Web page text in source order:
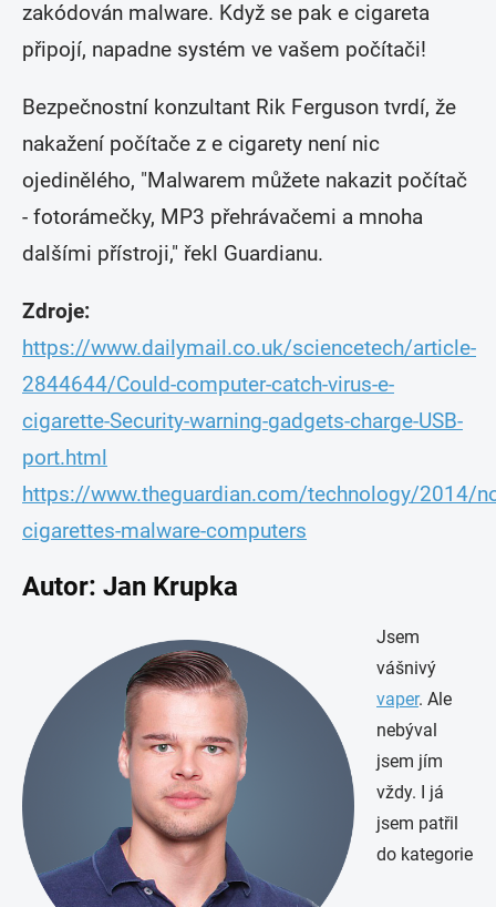
zakódován malware. Když se pak e cigareta
připojí, napadne systém ve vašem počítači!
Bezpečnostní konzultant Rik Ferguson tvrdí, že
nakažení počítače z e cigarety není nic
ojedinělého, "Malwarem můžete nakazit počítač
- fotorámečky, MP3 přehrávačemi a mnoha
dalšími přístroji," řekl Guardianu.
Zdroje:
https://www.dailymail.co.uk/sciencetech/article-
2844644/Could-computer-catch-virus-e-
cigarette-Security-warning-gadgets-charge-USB-
port.html
https://www.theguardian.com/technology/2014/
cigarettes-malware-computers
Autor: Jan Krupka
Jsem
vášnivý
vaper. Ale
nebýval
jsem jím
vždy. I já
jsem patřil
do kategorie